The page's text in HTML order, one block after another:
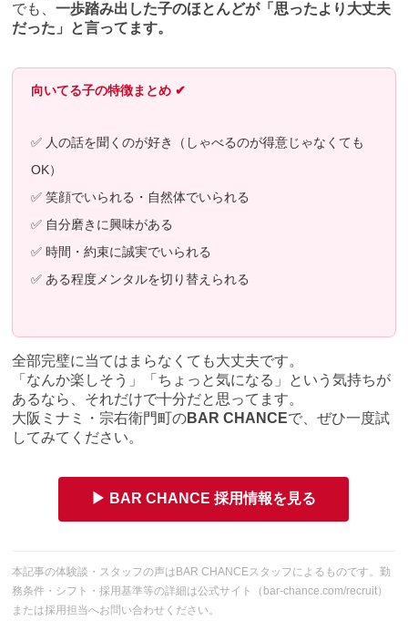
でも、一歩踏み出した子のほとんどが「思ったより大丈夫
だった」と言ってます。
向いてる子の特徴まとめ ✔
✅ 人の話を聞くのが好き（しゃべるのが得意じゃなくても
OK）
✅ 笑顔でいられる・自然体でいられる
✅ 自分磨きに興味がある
✅ 時間・約束に誠実でいられる
✅ ある程度メンタルを切り替えられる
全部完璧に当てはまらなくても大丈夫です。
「なんか楽しそう」「ちょっと気になる」という気持ちが
あるなら、それだけで十分だと思ってます。
大阪ミナミ・宗右衛門町のBAR CHANCEで、ぜひ一度試
してみてください。
▶ BAR CHANCE 採用情報を見る
本記事の体験談・スタッフの声はBAR CHANCEスタッフによるものです。勤
務条件・シフト・採用基準等の詳細は公式サイト（bar-chance.com/recruit）
または採用担当へお問い合わせください。